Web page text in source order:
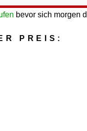
bevor sich morgen
PREIS: